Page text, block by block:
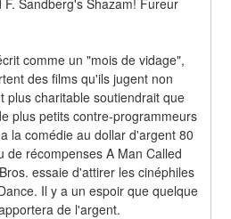
comme un "mois de vidage",
des films qu'ils jugent non
plus charitable soutiendrait que
plus petits contre-programmeurs
la comédie au dollar d'argent 80
de récompenses A Man Called
essaie d'attirer les cinéphiles
Il y a un espoir que quelque
de l'argent.